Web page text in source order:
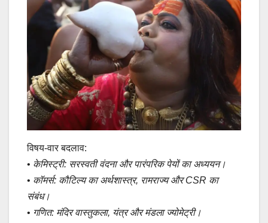
विषय-वार बदलाव:
• केमिस्ट्री: सरस्वती वंदना और पारंपरिक पेयों का अध्ययन।
• कॉमर्स: कौटिल्य का अर्थशास्त्र, रामराज्य और CSR का
संबंध।
• गणित: मंदिर वास्तुकला, यंत्र और मंडला ज्योमेट्री।